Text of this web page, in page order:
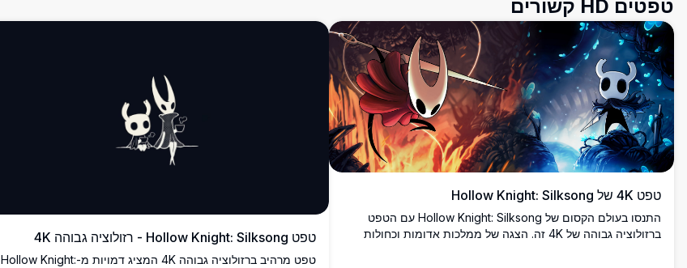
טפטים HD קשורים
טפט 4K של Hollow Knight: Silksong
התנסו בעולם הקסום של Hollow Knight: Silksong עם הטפט
ברזולוציה גבוהה של 4K זה. הצגה של ממלכות אדומות וכחולות
טפט Hollow Knight: Silksong - רזולוציה גבוהה 4K
טפט מרהיב ברזולוציה גבוהה 4K המציג דמויות מ-Hollow Knight: